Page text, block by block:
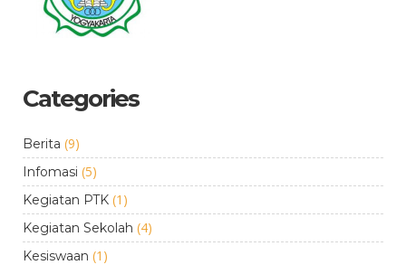
Categories
Berita (9)
Infomasi (5)
Kegiatan PTK (1)
Kegiatan Sekolah (4)
Kesiswaan (1)